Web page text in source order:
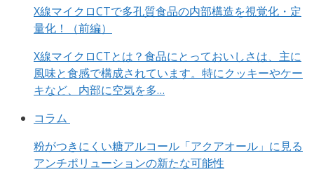
X線マイクロCTで多孔質食品の内部構造を視覚化・定
量化！（前編）
X線マイクロCTとは？食品にとっておいしさは、主に
風味と食感で構成されています。特にクッキーやケー
キなど、内部に空気を多…
コラム
粉がつきにくい糖アルコール「アクアオール」に見る
アンチポリューションの新たな可能性